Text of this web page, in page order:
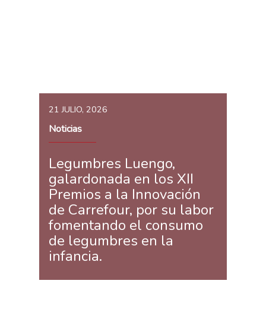
21 JULIO, 2026
Noticias
Legumbres Luengo,
galardonada en los XII
Premios a la Innovación
de Carrefour, por su labor
fomentando el consumo
de legumbres en la
infancia.